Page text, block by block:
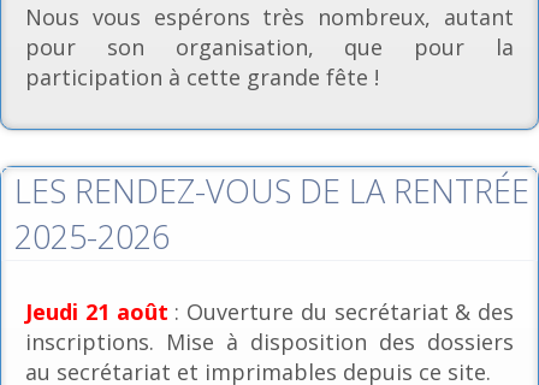
Nous vous espérons très nombreux, autant
pour son organisation, que pour la
participation à cette grande fête !
LES RENDEZ-VOUS DE LA RENTRÉE
2025-2026
Jeudi 21 août : Ouverture du secrétariat & des
inscriptions. Mise à disposition des dossiers
au secrétariat et imprimables depuis ce site.